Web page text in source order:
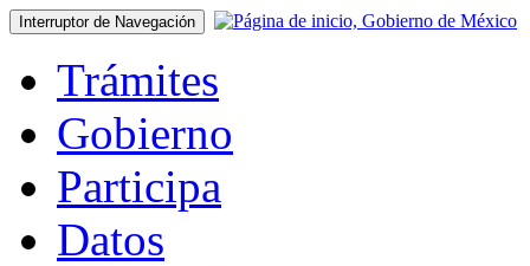
Interruptor de Navegación
Trámites
Gobierno
Participa
Datos